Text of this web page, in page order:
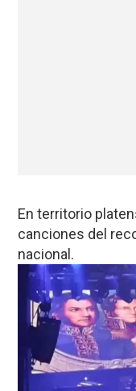
En territorio
canciones del
nacional.